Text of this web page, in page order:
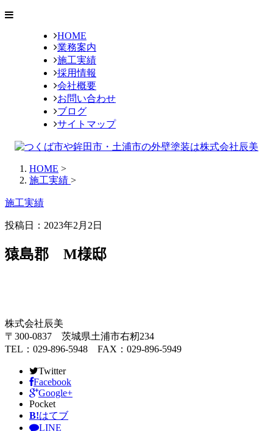
HOME
業務案内
施工実績
採用情報
会社概要
お問い合わせ
ブログ
サイトマップ
HOME >
施工実績 >
施工実績
投稿日： 2023年2月2日
猿島郡 M様邸
株式会社辰美
〒300-0837 茨城県土浦市右籾234
TEL：029-896-5948 FAX：029-896-5949
Twitter
Facebook
Google+
Pocket
B!はてブ
LINE